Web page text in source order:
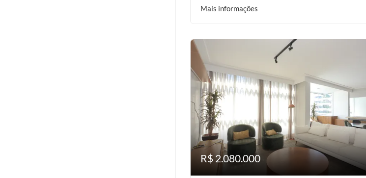
Mais informações
R$ 2.080.000